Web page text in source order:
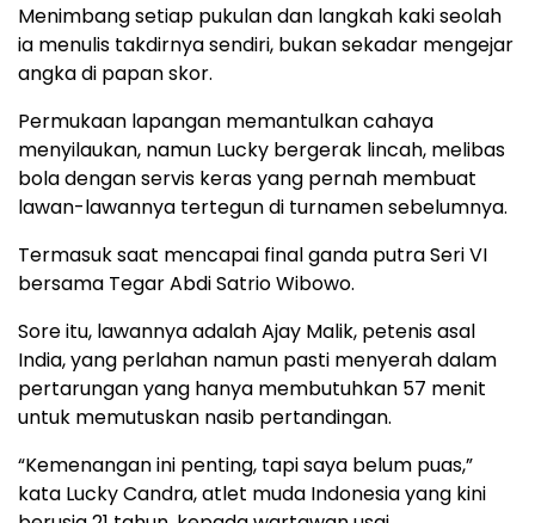
Menimbang setiap pukulan dan langkah kaki seolah
ia menulis takdirnya sendiri, bukan sekadar mengejar
angka di papan skor.
Permukaan lapangan memantulkan cahaya
menyilaukan, namun Lucky bergerak lincah, melibas
bola dengan servis keras yang pernah membuat
lawan-lawannya tertegun di turnamen sebelumnya.
Termasuk saat mencapai final ganda putra Seri VI
bersama Tegar Abdi Satrio Wibowo.
Sore itu, lawannya adalah Ajay Malik, petenis asal
India, yang perlahan namun pasti menyerah dalam
pertarungan yang hanya membutuhkan 57 menit
untuk memutuskan nasib pertandingan.
“Kemenangan ini penting, tapi saya belum puas,”
kata Lucky Candra, atlet muda Indonesia yang kini